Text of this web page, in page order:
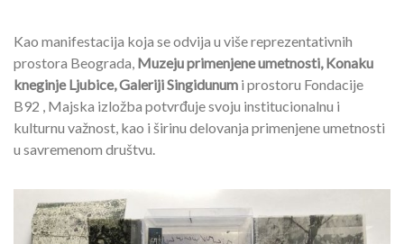
Kao manifestacija koja se odvija u više reprezentativnih
prostora Beograda, Muzeju primenjene umetnosti, Konaku
kneginje Ljubice, Galeriji Singidunum i prostoru Fondacije
B92 , Majska izložba potvrđuje svoju institucionalnu i
kulturnu važnost, kao i širinu delovanja primenjene umetnosti
u savremenom društvu.